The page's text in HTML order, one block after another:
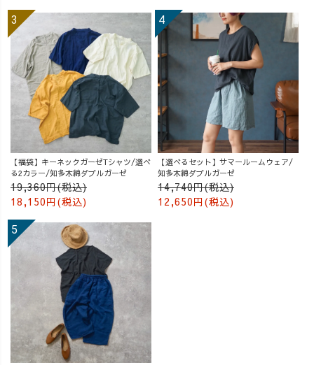
【福袋】キーネックガーゼTシャツ/選べ
る2カラー/知多木綿ダブルガーゼ
19,360円(税込)
18,150円(税込)
【選べるセット】サマールームウェア/
知多木綿ダブルガーゼ
14,740円(税込)
12,650円(税込)